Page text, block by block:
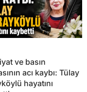
ve basın
acı kaybı: Tülay
hayatını